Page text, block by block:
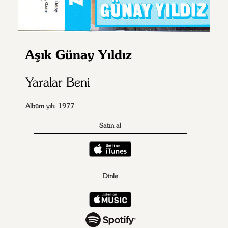
Aşık Günay Yıldız
Yaralar Beni
Albüm yılı: 1977
Satın al
Dinle